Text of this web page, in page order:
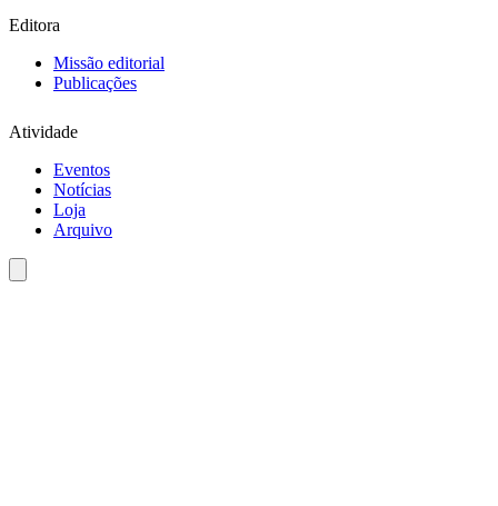
Editora
Missão editorial
Publicações
Atividade
Eventos
Notícias
Loja
Arquivo